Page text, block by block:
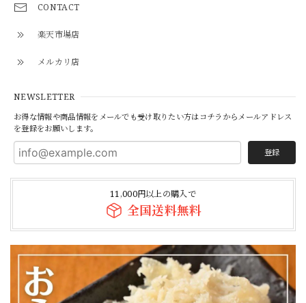
CONTACT
楽天市場店
メルカリ店
NEWSLETTER
お得な情報や商品情報をメールでも受け取りたい方はコチラからメールアドレス
を登録をお願いします。
登録
11,000円以上の購入で
全国送料無料